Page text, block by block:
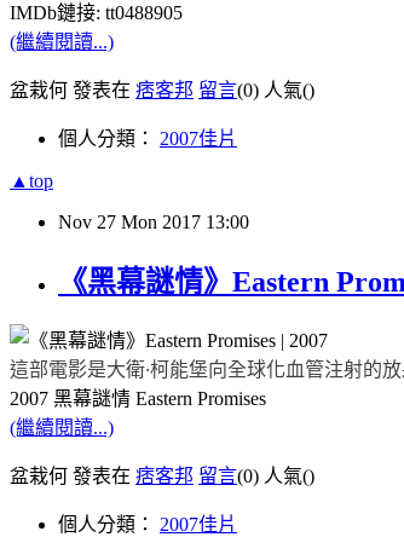
IMDb鏈接: tt0488905
(繼續閱讀...)
盆栽何 發表在 痞客邦 留言(0) 人氣()
個人分類： 2007佳片
▲top
Nov 27 Mon 2017 13:00
《黑幕謎情》Eastern
這部電影是大衛·柯能堡向全球化血管注射的
2007 黑幕謎情 Eastern Promises
(繼續閱讀...)
盆栽何 發表在 痞客邦 留言(0) 人氣()
個人分類： 2007佳片